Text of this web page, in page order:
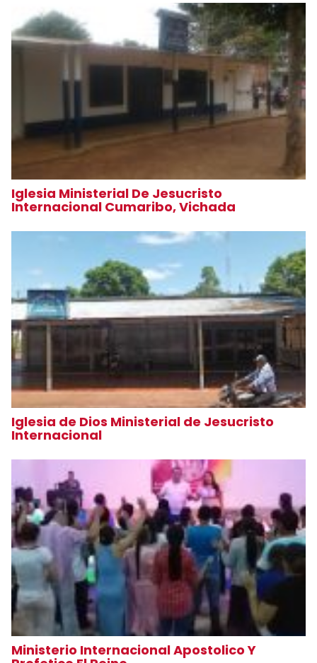
Iglesia Ministerial De Jesucristo
Internacional Cumaribo, Vichada
Iglesia de Dios Ministerial de Jesucristo
Internacional
Ministerio Internacional Apostolico Y